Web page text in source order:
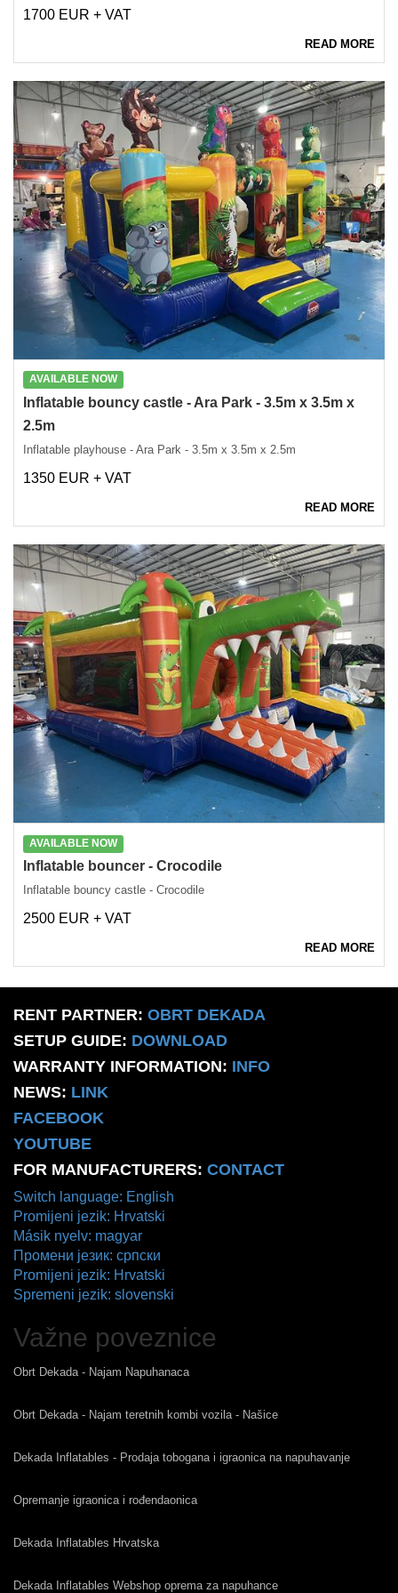
1700 EUR + VAT
READ MORE
AVAILABLE NOW
Inflatable bouncy castle - Ara Park - 3.5m x 3.5m x
2.5m
Inflatable playhouse - Ara Park - 3.5m x 3.5m x 2.5m
1350 EUR + VAT
READ MORE
AVAILABLE NOW
Inflatable bouncer - Crocodile
Inflatable bouncy castle - Crocodile
2500 EUR + VAT
READ MORE
RENT PARTNER: OBRT DEKADA
SETUP GUIDE: DOWNLOAD
WARRANTY INFORMATION: INFO
NEWS: LINK
FACEBOOK
YOUTUBE
FOR MANUFACTURERS: CONTACT
Switch language: English
Promijeni jezik: Hrvatski
Másik nyelv: magyar
Промени језик: српски
Promijeni jezik: Hrvatski
Spremeni jezik: slovenski
Važne poveznice
Obrt Dekada - Najam Napuhanaca
Obrt Dekada - Najam teretnih kombi vozila - Našice
Dekada Inflatables - Prodaja tobogana i igraonica na napuhavanje
Opremanje igraonica i rođendaonica
Dekada Inflatables Hrvatska
Dekada Inflatables Webshop oprema za napuhance